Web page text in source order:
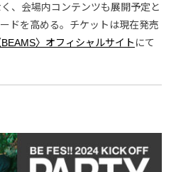
、会場内コンテンツも展開予定と
ドを高める。チケットは現在発売
BEAMS〉オフィシャルサイト にて